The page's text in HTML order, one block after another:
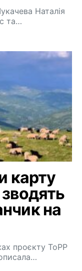
Наталія
та…
карту
на
проєкту ToPP